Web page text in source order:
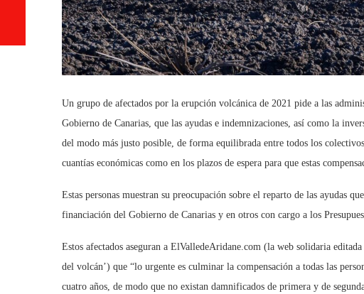
Un grupo de afectados por la erupción volcánica de 2021 pide a las
Gobierno de Canarias, que las ayudas e indemnizaciones, así como la
del modo más justo posible, de forma equilibrada entre todos los
cuantías económicas como en los plazos de espera para que estas
Estas personas muestran su preocupación sobre el reparto de las ayudas
financiación del Gobierno de Canarias y en otros con cargo a los
Estos afectados aseguran a ElValledeAridane.com (la web solidaria
del volcán’) que “lo urgente es culminar la compensación a todas las
cuatro años, de modo que no existan damnificados de primera y de